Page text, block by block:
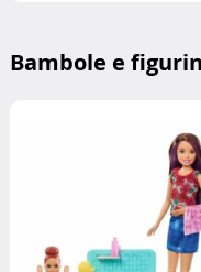
Bambole e